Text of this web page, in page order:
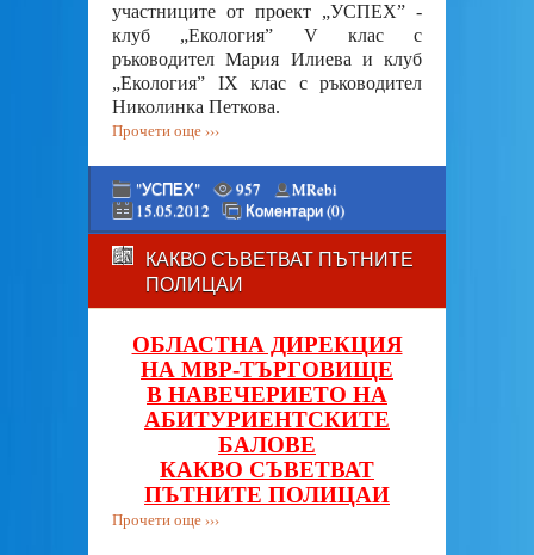
участниците от проект „УСПЕХ” -
клуб „Екология” V клас с
ръководител Мария Илиева и клуб
„Екология” ІХ клас с ръководител
Николинка Петкова.
Прочети още ›››
"УСПЕХ" 957
MRebi
15.05.2012
Коментари (0)
КАКВО СЪВЕТВАТ ПЪТНИТЕ
ПОЛИЦАИ
ОБЛАСТНА ДИРЕКЦИЯ
НА МВР-ТЪРГОВИЩЕ
В НАВЕЧЕРИЕТО НА
АБИТУРИЕНТСКИТЕ
БАЛОВЕ
КАКВО СЪВЕТВАТ
ПЪТНИТЕ ПОЛИЦАИ
Прочети още ›››